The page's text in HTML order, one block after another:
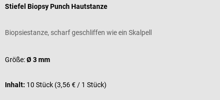
Stiefel Biopsy Punch Hautstanze
Biopsiestanze, scharf geschliffen wie ein Skalpell
Größe:Ø 3 mm
Inhalt: 10 Stück (3,56 € / 1 Stück)